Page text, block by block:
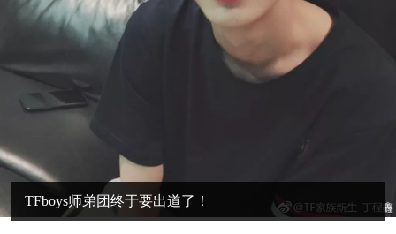
TFboys师弟团终于要出道了！